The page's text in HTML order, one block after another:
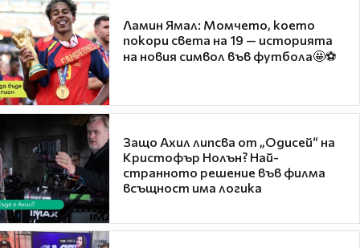
Ламин Ямал: Момчето, което
покори света на 19 — историята
на новия символ във футбола🤩⚽
Защо Ахил липсва от „Одисей“ на
Кристофър Нолън? Най-
странното решение във филма
всъщност има логика